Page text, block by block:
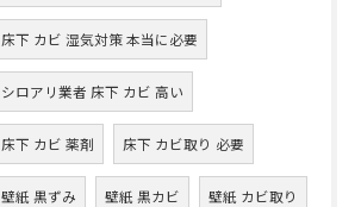
床下 カビ 湿気対策 本当に必要
シロアリ業者 床下 カビ 高い
床下 カビ 薬剤 床下 カビ取り 必要
壁紙 黒ずみ 壁紙 黒カビ 壁紙 カビ取り